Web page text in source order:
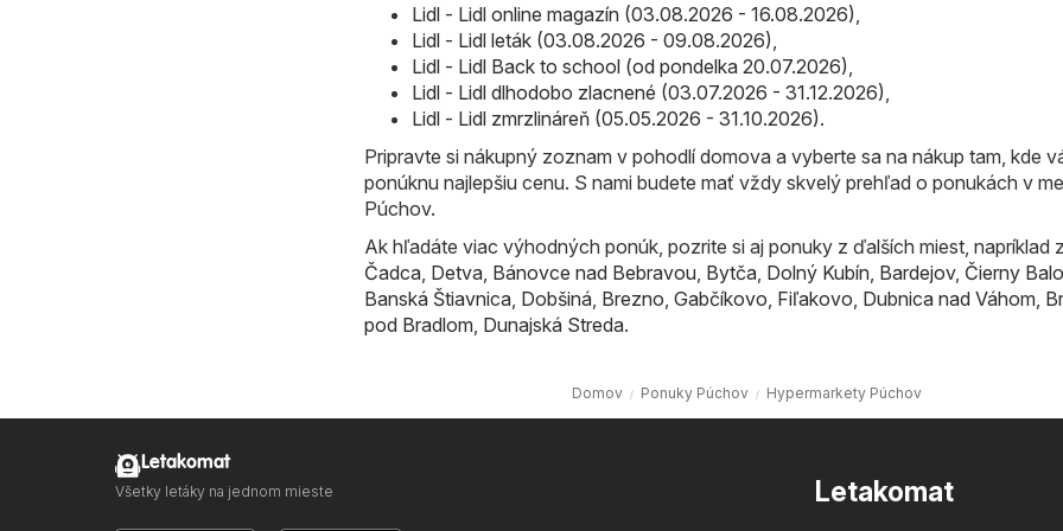
Lidl - Lidl online magazín (03.08.2026 - 16.08.2026),
Lidl - Lidl leták (03.08.2026 - 09.08.2026),
Lidl - Lidl Back to school (od pondelka 20.07.2026),
Lidl - Lidl dlhodobo zlacnené (03.07.2026 - 31.12.2026),
Lidl - Lidl zmrzlináreň (05.05.2026 - 31.10.2026).
Pripravte si nákupný zoznam v pohodlí domova a vyberte sa na nákup tam, kde
ponúknu najlepšiu cenu. S nami budete mať vždy skvelý prehľad o ponukách v
Púchov.
Ak hľadáte viac výhodných ponúk, pozrite si aj ponuky z ďalších miest, napríklad
Čadca, Detva, Bánovce nad Bebravou, Bytča, Dolný Kubín, Bardejov, Čierny
Banská Štiavnica, Dobšiná, Brezno, Gabčíkovo, Fiľakovo, Dubnica nad Váhom,
pod Bradlom, Dunajská Streda.
Domov Ponuky Púchov Hypermarkety Púchov
Letakomat
Letakomat
Všetky letáky na jednom mieste